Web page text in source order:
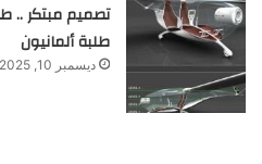
تصميم مبتكر ..
طلبة ألمانيون
ديسمبر 10, 2025